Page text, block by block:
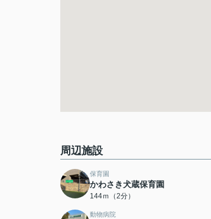
周辺施設
保育園
かわさき犬蔵保育園
144ｍ（2分）
動物病院